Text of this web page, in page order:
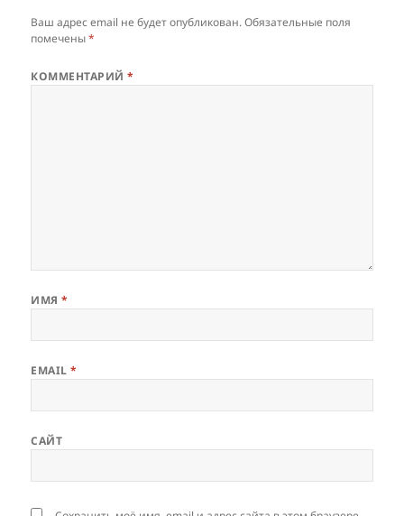
Ваш адрес email не будет опубликован. Обязательные поля
помечены*
КОММЕНТАРИЙ*
ИМЯ*
EMAIL*
САЙТ